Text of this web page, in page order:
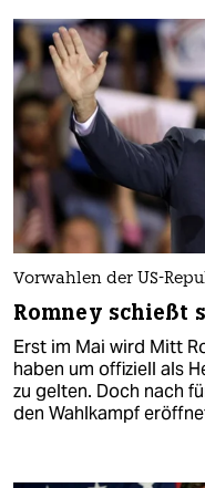
Vorwahlen der US-
Romney schießt
Erst im Mai wird Mitt
haben um offiziell als
zu gelten. Doch nach
den Wahlkampf